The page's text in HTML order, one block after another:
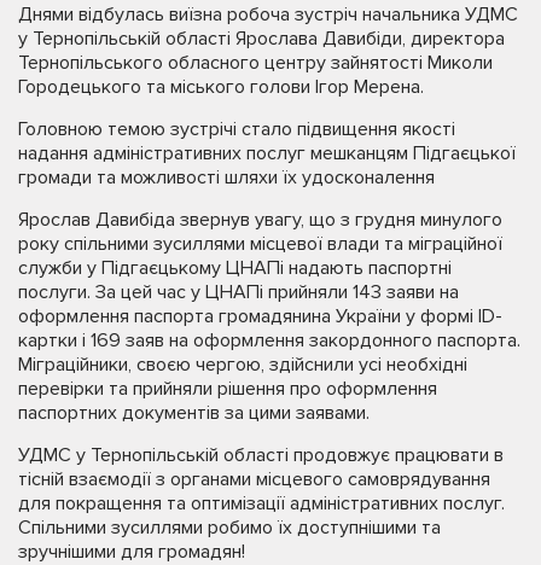
Днями відбулась виїзна робоча зустріч начальника УДМС
у Тернопільській області Ярослава Давибіди, директора
Тернопільського обласного центру зайнятості Миколи
Городецького та міського голови Ігор Мерена.
Головною темою зустрічі стало підвищення якості
надання адміністративних послуг мешканцям Підгаєцької
громади та можливості шляхи їх удосконалення
Ярослав Давибіда звернув увагу, що з грудня минулого
року спільними зусиллями місцевої влади та міграційної
служби у Підгаєцькому ЦНАПі надають паспортні
послуги. За цей час у ЦНАПі прийняли 143 заяви на
оформлення паспорта громадянина України у формі ID-
картки і 169 заяв на оформлення закордонного паспорта.
Міграційники, своєю чергою, здійснили усі необхідні
перевірки та прийняли рішення про оформлення
паспортних документів за цими заявами.
УДМС у Тернопільській області продовжує працювати в
тісній взаємодії з органами місцевого самоврядування
для покращення та оптимізації адміністративних послуг.
Спільними зусиллями робимо їх доступнішими та
зручнішими для громадян!